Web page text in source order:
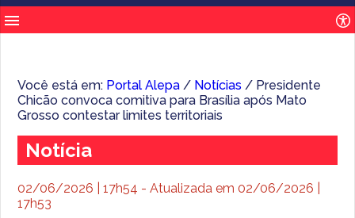
Você está em: Portal Alepa / Notícias / Presidente
Chicão convoca comitiva para Brasília após Mato
Grosso contestar limites territoriais
Notícia
02/06/2026 | 17h54 - Atualizada em 02/06/2026 |
17h53